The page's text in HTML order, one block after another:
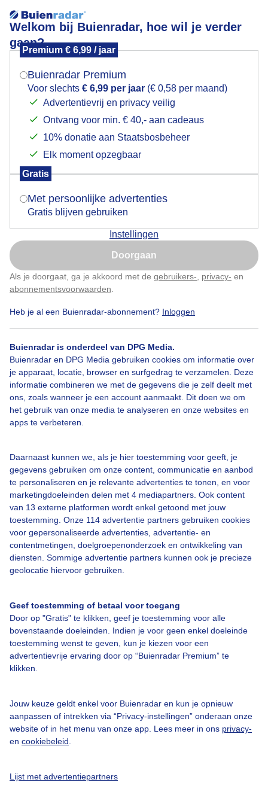
Welkom bij Buienradar, hoe wil je verder
gaan?
Premium € 6,99 / jaar
Buienradar Premium
Voor slechts € 6,99 per jaar (€ 0,58 per maand)
Advertentievrij en privacy veilig
Ontvang voor min. € 40,- aan cadeaus
10% donatie aan Staatsbosbeheer
Elk moment opzegbaar
Gratis
Met persoonlijke advertenties
Gratis blijven gebruiken
Instellingen
Doorgaan
Als je doorgaat, ga je akkoord met de gebruikers- privacy- en
abonnementsvoorwaarden
Heb je al een Buienradar-abonnement? Inloggen
Buienradar is onderdeel van DPG Media.
Buienradar en DPG Media gebruiken cookies om informatie over
je apparaat, locatie, browser en surfgedrag te verzamelen. Deze
informatie combineren we met de gegevens die je zelf deelt met
ons, zoals wanneer je een account aanmaakt. Dit doen we om
het gebruik van onze media te analyseren en onze websites en
apps te verbeteren.
Daarnaast kunnen we, als je hier toestemming voor geeft, je
gegevens gebruiken om onze content, communicatie en aanbod
te personaliseren en je relevante advertenties te tonen, en voor
marketingdoeleinden delen met 4 mediapartners. Ook content
van 13 externe platformen wordt enkel getoond met jouw
toestemming. Onze 114 advertentie partners gebruiken cookies
voor gepersonaliseerde advertenties, advertentie- en
contentmetingen, doelgroepenonderzoek en ontwikkeling van
diensten. Sommige advertentie partners kunnen ook je precieze
geolocatie hiervoor gebruiken.
Geef toestemming of betaal voor toegang
Door op "Gratis" te klikken, geef je toestemming voor alle
bovenstaande doeleinden. Indien je voor geen enkel doeleinde
toestemming wenst te geven, kun je kiezen voor een
advertentievrije ervaring door op “Buienradar Premium” te
klikken.
Jouw keuze geldt enkel voor Buienradar en kun je opnieuw
aanpassen of intrekken via “Privacy-instellingen” onderaan onze
website of in het menu van onze app. Lees meer in ons privacy-
en cookiebeleid
Lijst met advertentiepartners
Mooie wolkenstructuren
Huy, België
Door: Jan Simmes Gemaakt: 07-07-2025, 112x bekeken
Wolken
Een moment geduld aub...
Over Buienradar
Bedrijfsgegevens
Veelgestelde vragen
Toegankelijkheid
Gebruikersvoorwaarden
Adverteren
Buienradar Team
Cookie beleid
Privacy instellingen
Gratis weerdata
@BuienradarNL
Mogen we je locatie gebruiken voor het
Indien je hier nog geen akkoord op hebt gegeven,
verschijnt er zo een pop-up uit je browser waarin
Is goed, toon de popup
Nu niet, misschien later
Klik hierom dit aan te passen